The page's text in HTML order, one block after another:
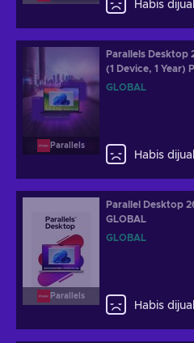
Habis dijual
Parallels
Parallels Desktop
(1 Device, 1 Year)
GLOBAL
Habis dijual
Parallels
Parallel Desktop
GLOBAL
GLOBAL
Habis dijual